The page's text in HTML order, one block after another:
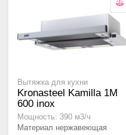
Вытяжка для кухни
Kronasteel Kamilla 1M
600 inox
Мощность: 390 м3/ч
Материал нержавеющая